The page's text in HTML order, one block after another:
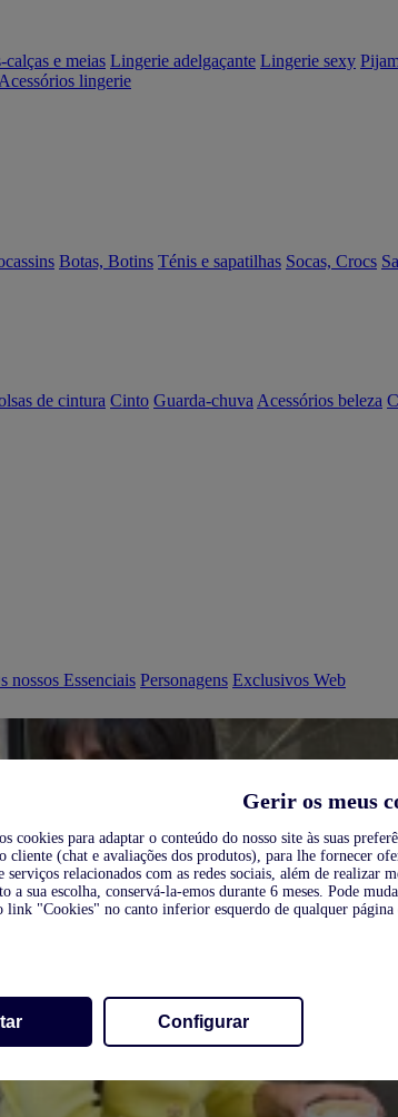
Gerir os meus
cookies para adaptar o conteúdo do nosso site às suas
cliente (chat e avaliações dos produtos), para lhe fornecer
relacionados com as redes sociais, além de realizar
a sua escolha, conservá-la-emos durante 6 meses. Pode
"Cookies" no canto inferior esquerdo de qualquer página
Configurar
calças e meias Lingerie adelgaçante Lingerie sexy
Acessórios lingerie
Botas, Botins Ténis e sapatilhas Socas, Crocs
de cintura Cinto Guarda-chuva Acessórios beleza
nossos Essenciais Personagens Exclusivos Web